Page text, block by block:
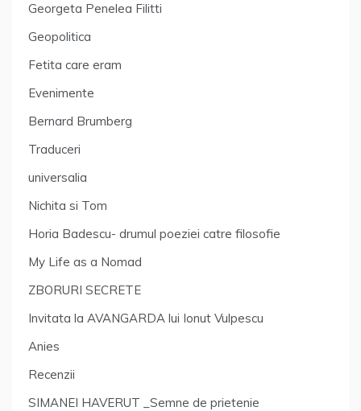
Georgeta Penelea Filitti
Geopolitica
Fetita care eram
Evenimente
Bernard Brumberg
Traduceri
universalia
Nichita si Tom
Horia Badescu- drumul poeziei catre filosofie
My Life as a Nomad
ZBORURI SECRETE
Invitata la AVANGARDA lui Ionut Vulpescu
Anies
Recenzii
SIMANEI HAVERUT _Semne de prietenie